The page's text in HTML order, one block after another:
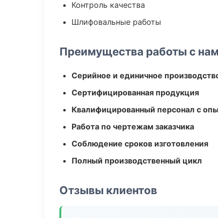
Контроль качества
Шлифовальные работы
Преимущества работы с
Серийное и единичное
Сертифицированная продукция
Квалифицированный персонал с
Работа по чертежам заказчика
Соблюдение сроков изготовления
Полный производственный цикл
Отзывы клиентов